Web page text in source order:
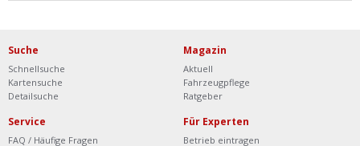
Suche
Schnellsuche
Kartensuche
Detailsuche
Magazin
Aktuell
Fahrzeugpflege
Ratgeber
Service
FAQ / Häufige Fragen
Für Experten
Betrieb eintragen